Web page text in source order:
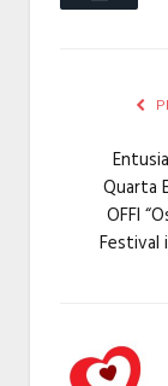
Quarta
OFFI
Festival